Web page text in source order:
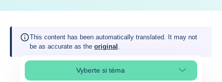
This content has been automatically translated. It may not
be as accurate as the original .
Vyberte si témaVýběr části stránky